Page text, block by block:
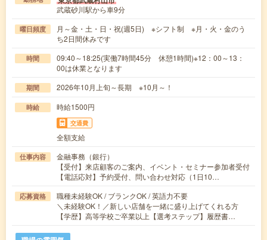
武蔵砂川駅から車9分
曜日頻度
月～金・土・日・祝(週5日) ※シフト制 ※月・火・金のう
ち2日間休みです
時間
09:40～18:25(実働7時間45分 休憩1時間)※12：00～13：
00は休業となります
期間 2026年10月上旬～長期 ※10月～！
時給 時給1500円
交通費
全額支給
仕事内容
金融事務（銀行）
【受付】来店顧客のご案内、イベント・セミナー参加者受付
【電話応対】予約受付、問い合わせ対応（1日10…
応募資格
職種未経験OK / ブランクOK / 英語力不要
＼未経験OK！／新しい店舗を一緒に盛り上げてくれる方
【学歴】高等学校ご卒業以上【選考ステップ】履歴書…